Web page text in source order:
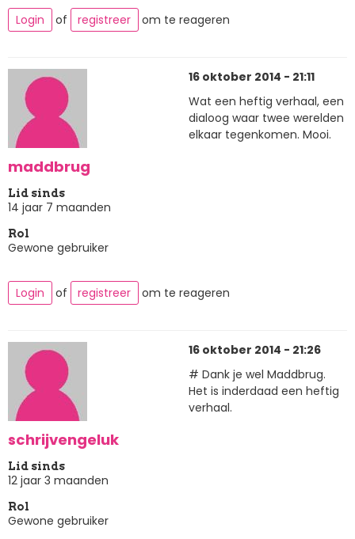
Login
of registreer om te reageren
maddbrug
Lid sinds
14 jaar 7 maanden
Rol
Gewone gebruiker
16 oktober 2014 - 21:11
Wat een heftig verhaal, een
dialoog waar twee werelden
elkaar tegenkomen. Mooi.
Login of registreer om te reageren
schrijvengeluk
Lid sinds
12 jaar 3 maanden
Rol
Gewone gebruiker
16 oktober 2014 - 21:26
# Dank je wel Maddbrug.
Het is inderdaad een heftig
verhaal.